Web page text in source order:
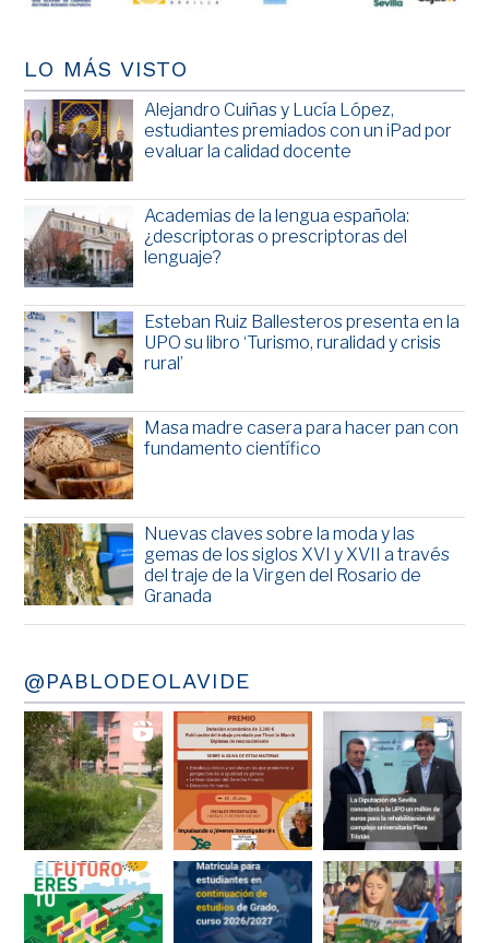
LO MÁS VISTO
Alejandro Cuiñas y Lucía López,
estudiantes premiados con un iPad por
evaluar la calidad docente
Academias de la lengua española:
¿descriptoras o prescriptoras del
lenguaje?
Esteban Ruiz Ballesteros presenta en la
UPO su libro ‘Turismo, ruralidad y crisis
rural’
Masa madre casera para hacer pan con
fundamento científico
Nuevas claves sobre la moda y las
gemas de los siglos XVI y XVII a través
del traje de la Virgen del Rosario de
Granada
@PABLODEOLAVIDE